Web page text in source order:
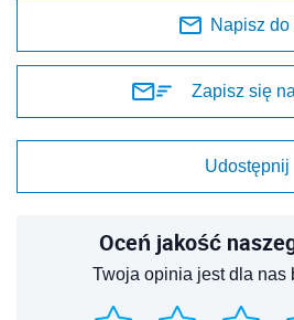
Napisz do
Zapisz się
Udostępnij
Oceń jakość
Twoja opinia jest dla nas